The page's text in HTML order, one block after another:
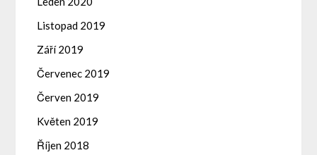
Listopad 2019
Září 2019
Červenec 2019
Červen 2019
Květen 2019
Říjen 2018